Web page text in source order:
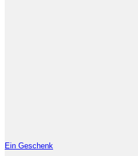
Ein Geschenk